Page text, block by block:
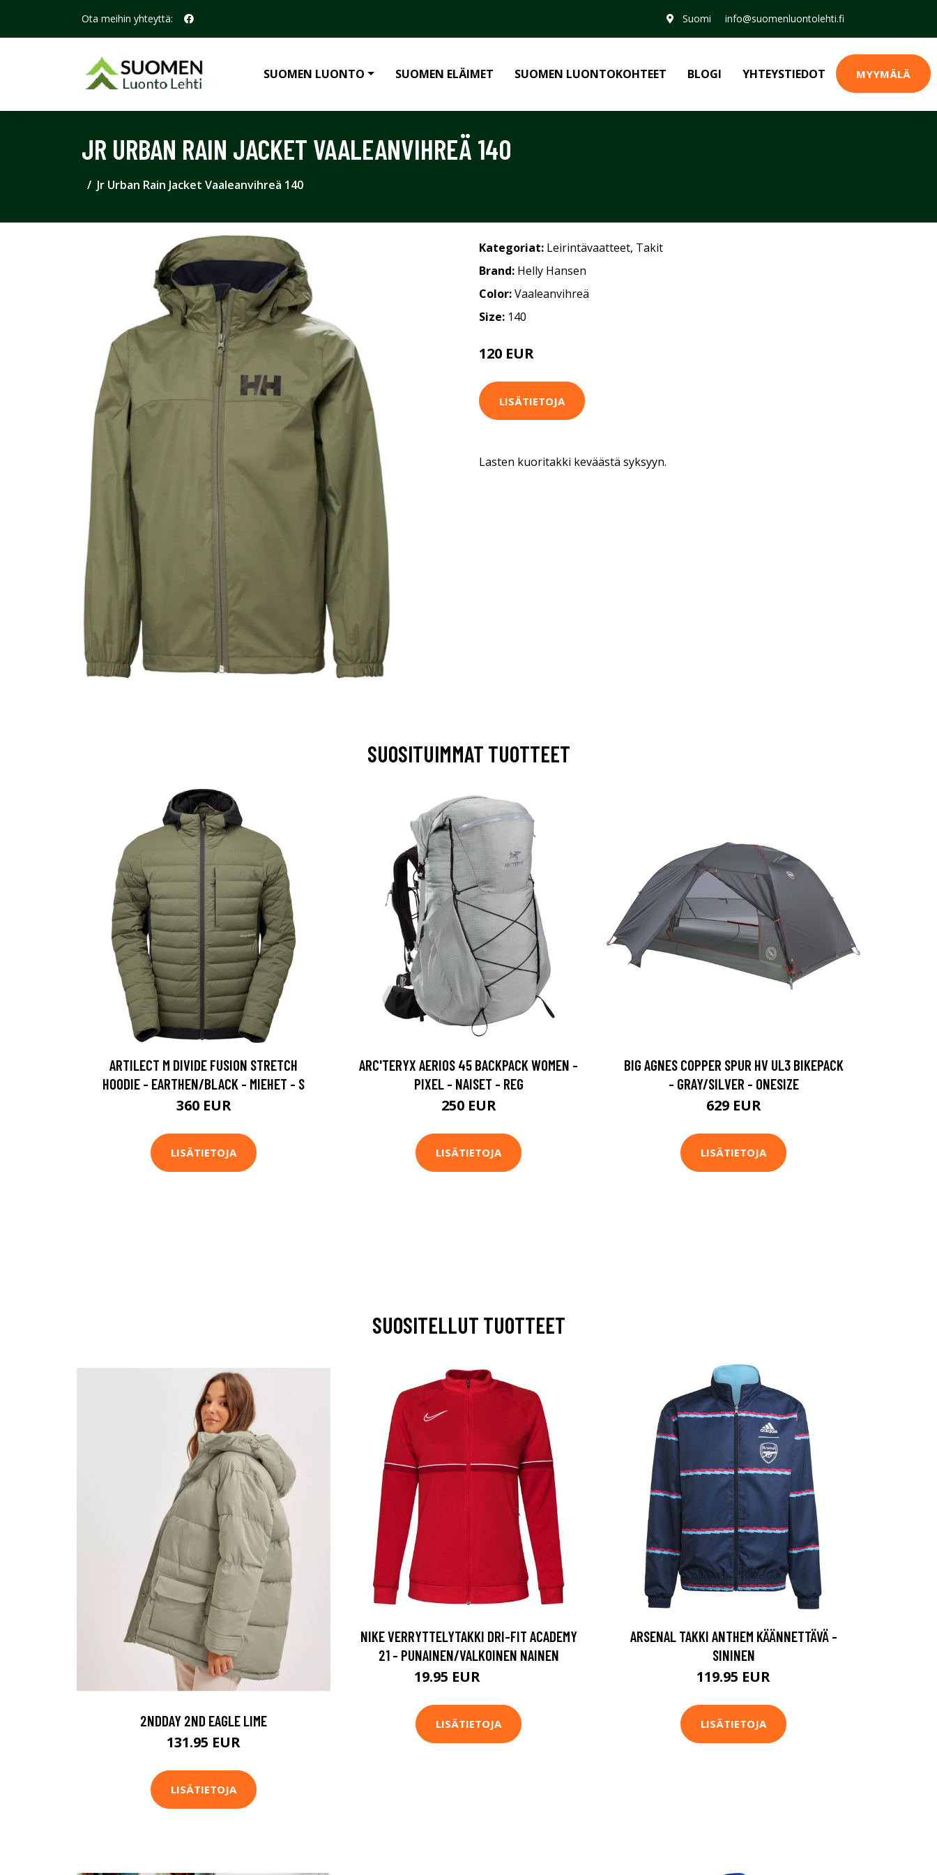
Ota meihin yhteyttä: Suomi info@suomenluontolehti.fi
SUOMEN LUONTO SUOMEN ELÄIMET SUOMEN LUONTOKOHTEET BLOGI YHTEYSTIEDOT MYYMÄLÄ
JR URBAN RAIN JACKET VAALEANVIHREÄ 140
Jr Urban Rain Jacket Vaaleanvihreä 140
Kategoriat: Leirintävaatteet, Takit
Brand: Helly Hansen
Color:Vaaleanvihreä
Size: 140
120 EUR
LISÄTIETOJA
Lasten kuoritakki keväästä syksyyn.
SUOSITUIMMAT TUOTTEET
ARTILECT M DIVIDE FUSION STRETCH
HOODIE - EARTHEN/BLACK - MIEHET - S
360 EUR
LISÄTIETOJA
ARC'TERYX AERIOS 45 BACKPACK WOMEN -
PIXEL - NAISET - REG
250 EUR
LISÄTIETOJA
BIG AGNES COPPER SPUR HV UL3 BIKEPACK
- GRAY/SILVER - ONESIZE
629 EUR
LISÄTIETOJA
SUOSITELLUT TUOTTEET
2NDDAY 2ND EAGLE LIME
131.95 EUR
LISÄTIETOJA
NIKE VERRYTTELYTAKKI DRI-FIT ACADEMY
21 - PUNAINEN/VALKOINEN NAINEN
19.95 EUR
LISÄTIETOJA
ARSENAL TAKKI ANTHEM KÄÄNNETTÄVÄ -
SININEN
119.95 EUR
LISÄTIETOJA